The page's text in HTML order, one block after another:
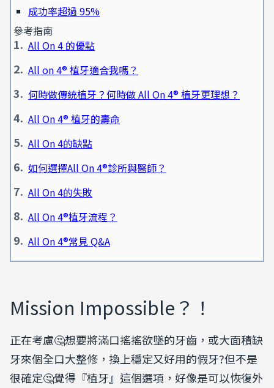
成功率超過 95%
參考指南
All On 4 的優點
All on 4® 植牙適合我嗎？
何時做傳統植牙？何時做 All On 4® 植牙更理想？
All On 4® 植牙的壽命
All On 4的缺點
如何選擇All On 4®診所與醫師？
All On 4的失敗
All On 4®植牙流程？
All On 4®常見 Q&A
Mission Impossible？！
正在考慮🤔想要將滿口搖搖欲墜的牙齒，或大面積缺
牙來個全口大整修，換上穩定又好用的假牙?但不是
很確定🤔覺得『植牙』這個選項，好像是可以恢復外